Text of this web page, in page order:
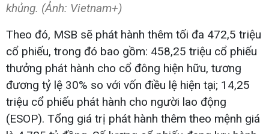
khủng. (Ảnh: Vietnam+)
Theo đó, MSB sẽ phát hành thêm tối đa 472,5 triệu
cổ phiếu, trong đó bao gồm: 458,25 triệu cổ phiếu
thưởng phát hành cho cổ đông hiện hữu, tương
đương tỷ lệ 30% so với vốn điều lệ hiện tại; 14,25
triệu cổ phiếu phát hành cho người lao động
(ESOP). Tổng giá trị phát hành thêm theo mệnh giá